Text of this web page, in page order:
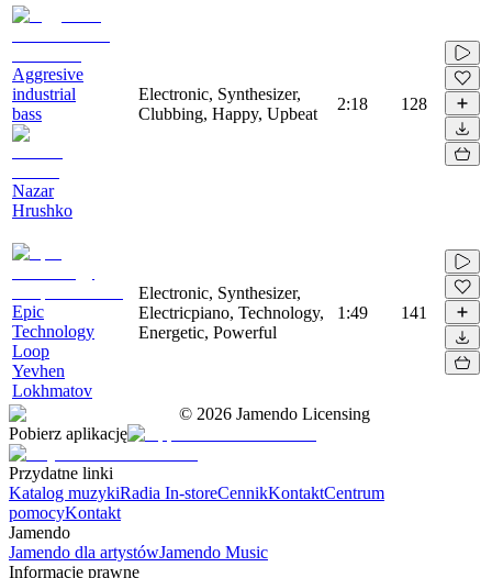
Aggresive
industrial
bass
Nazar
Hrushko
Electronic, Synthesizer,
Clubbing, Happy, Upbeat
2:18 128
Epic
Technology
Loop
Yevhen
Lokhmatov
Electronic, Synthesizer,
Electricpiano, Technology,
Energetic, Powerful
1:49 141
© 2026 Jamendo Licensing
Pobierz aplikację
Przydatne linki
Katalog muzykiRadia In-storeCennikKontaktCentrum
pomocyKontakt
Jamendo
Jamendo dla artystówJamendo Music
Informacje prawne